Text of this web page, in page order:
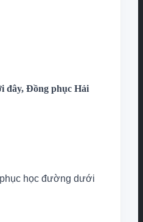
đây, Đồng phục Hải
học đường dưới